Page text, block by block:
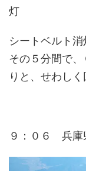
灯
シートベルト消
その５分間で
りと、せわしく
９：０６ 兵庫